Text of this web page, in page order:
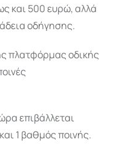
και 500 ευρώ, αλλά
οδήγησης.
πλατφόρμας οδικής
επιβάλλεται
1 βαθμός ποινής.